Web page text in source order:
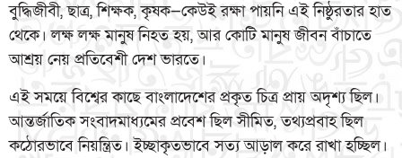
বুদ্ধিজীবী, ছাত্র, শিক্ষক, কৃষক—কেউই রক্ষা পায়নি এই নিষ্ঠুরতার হাত
থেকে। লক্ষ লক্ষ মানুষ নিহত হয়, আর কোটি মানুষ জীবন বাঁচাতে
আশ্রয় নেয় প্রতিবেশী দেশ ভারতে।
এই সময়ে বিশ্বের কাছে বাংলাদেশের প্রকৃত চিত্র প্রায় অদৃশ্য ছিল।
আন্তর্জাতিক সংবাদমাধ্যমের প্রবেশ ছিল সীমিত, তথ্যপ্রবাহ ছিল
কঠোরভাবে নিয়ন্ত্রিত। ইচ্ছাকৃতভাবে সত্য আড়াল করে রাখা হচ্ছিল।